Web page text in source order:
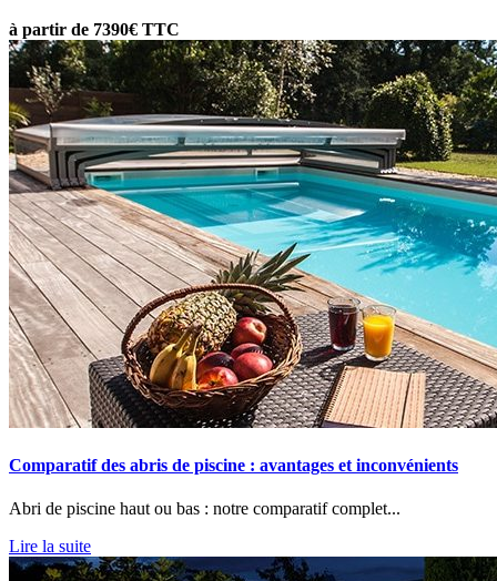
à partir de 7390€ TTC
Comparatif des abris de piscine : avantages et inconvénients
Abri de piscine haut ou bas : notre comparatif complet...
Lire la suite